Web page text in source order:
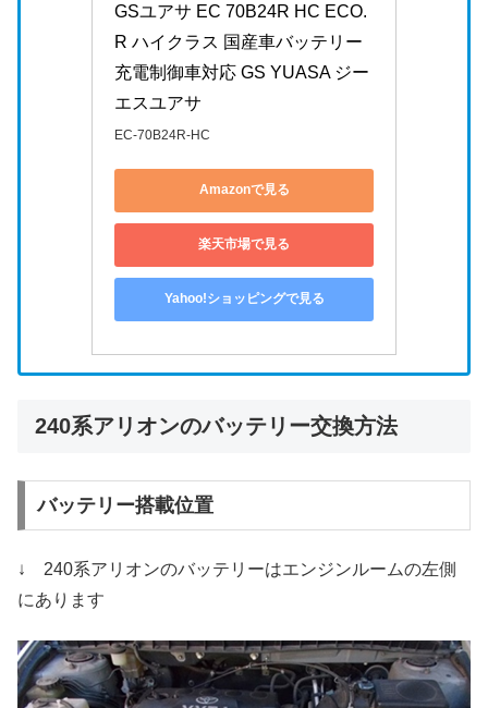
GSユアサ EC 70B24R HC ECO.
R ハイクラス 国産車バッテリー
充電制御車対応 GS YUASA ジー
エスユアサ
EC-70B24R-HC
Amazonで見る
楽天市場で見る
Yahoo!ショッピングで見る
240系アリオンのバッテリー交換方法
バッテリー搭載位置
↓ 240系アリオンのバッテリーはエンジンルームの左側
にあります